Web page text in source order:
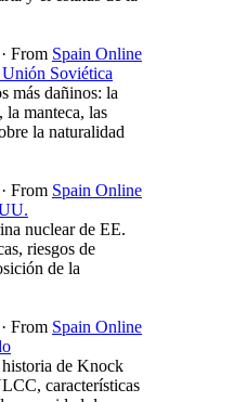
· From Spain Online
Soviética
más dañinos: la
la manteca, las
la naturalidad
· From Spain Online
nuclear de EE.
riesgos de
de la
· From Spain Online
de Knock
características